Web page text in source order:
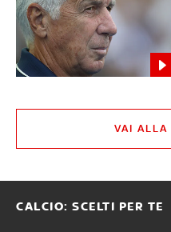
VAI ALLA
CALCIO: SCELTI PER TE